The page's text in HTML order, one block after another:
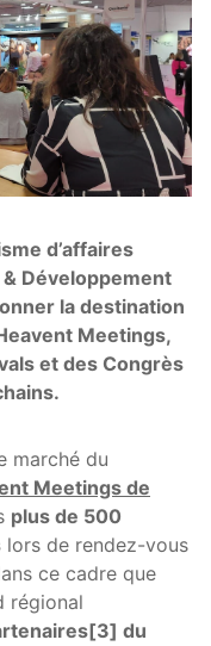
d’affaires
& Développement
la destination
Meetings,
et des Congrès
marché du
Meetings de
plus de 500
lors de rendez-vous
ce cadre que
régional
du